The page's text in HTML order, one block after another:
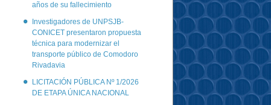
años de su fallecimiento
Investigadores de UNPSJB-
CONICET presentaron propuesta
técnica para modernizar el
transporte público de Comodoro
Rivadavia
LICITACIÓN PÚBLICA Nº 1/2026
DE ETAPA ÚNICA NACIONAL